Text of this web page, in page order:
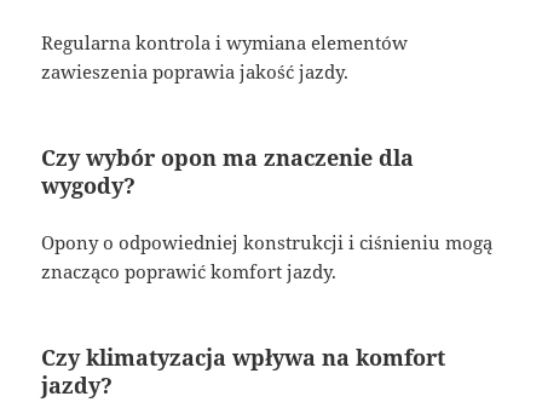
Regularna kontrola i wymiana elementów
zawieszenia poprawia jakość jazdy.
Czy wybór opon ma znaczenie dla
wygody?
Opony o odpowiedniej konstrukcji i ciśnieniu mogą
znacząco poprawić komfort jazdy.
Czy klimatyzacja wpływa na komfort
jazdy?